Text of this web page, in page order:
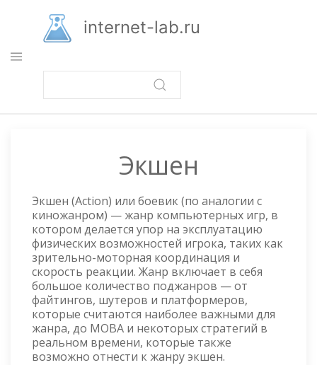
основному
содержанию
internet-lab.ru
Экшен
Экшен (Action) или боевик (по аналогии с
киножанром) — жанр компьютерных игр, в
котором делается упор на эксплуатацию
физических возможностей игрока, таких как
зрительно-моторная координация и
скорость реакции. Жанр включает в себя
большое количество поджанров — от
файтингов, шутеров и платформеров,
которые считаются наиболее важными для
жанра, до MOBA и некоторых стратегий в
реальном времени, которые также
возможно отнести к жанру экшен.